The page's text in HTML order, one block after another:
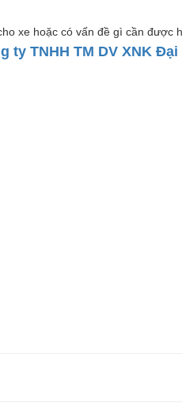
xe hoặc có vấn đề gì cần được
ty TNHH TM DV XNK